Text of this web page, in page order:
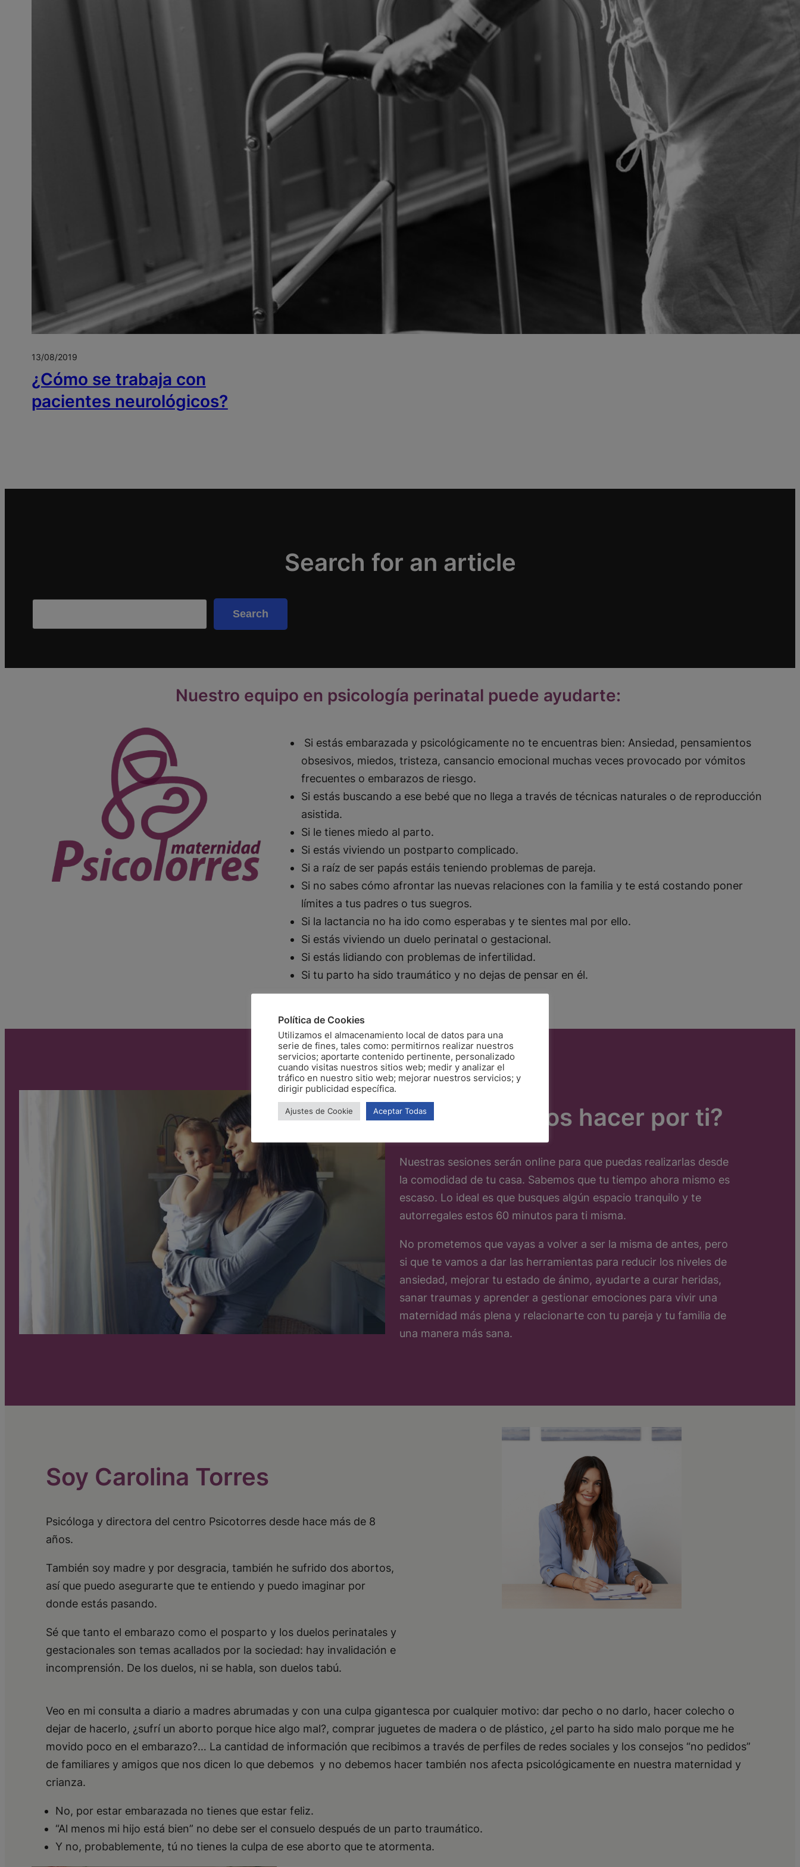
13/08/2019
¿Cómo se trabaja con
pacientes neurológicos?
Search for an article
Search
Nuestro equipo en psicología perinatal puede ayudarte:
Si estás embarazada y psicológicamente no te encuentras bien: Ansiedad, pensamientos
obsesivos, miedos, tristeza, cansancio emocional muchas veces provocado por vómitos
frecuentes o embarazos de riesgo.
Si estás buscando a ese bebé que no llega a través de técnicas naturales o de reproducción
asistida.
Si le tienes miedo al parto.
Si estás viviendo un postparto complicado.
Si a raíz de ser papás estáis teniendo problemas de pareja.
Si no sabes cómo afrontar las nuevas relaciones con la familia y te está costando poner
límites a tus padres o tus suegros.
Si la lactancia no ha ido como esperabas y te sientes mal por ello.
Si estás viviendo un duelo perinatal o gestacional.
Si estás lidiando con problemas de infertilidad.
Si tu parto ha sido traumático y no dejas de pensar en él.
¿Qué podemos hacer por ti?
Nuestras sesiones serán online para que puedas realizarlas desde
la comodidad de tu casa. Sabemos que tu tiempo ahora mismo es
escaso. Lo ideal es que busques algún espacio tranquilo y te
autorregales estos 60 minutos para ti misma.
No prometemos que vayas a volver a ser la misma de antes, pero
si que te vamos a dar las herramientas para reducir los niveles de
ansiedad, mejorar tu estado de ánimo, ayudarte a curar heridas,
sanar traumas y aprender a gestionar emociones para vivir una
maternidad más plena y relacionarte con tu pareja y tu familia de
una manera más sana.
Soy Carolina Torres
Psicóloga y directora del centro Psicotorres desde hace más de 8
años.
También soy madre y por desgracia, también he sufrido dos abortos,
así que puedo asegurarte que te entiendo y puedo imaginar por
donde estás pasando.
Sé que tanto el embarazo como el posparto y los duelos perinatales y
gestacionales son temas acallados por la sociedad: hay invalidación e
incomprensión. De los duelos, ni se habla, son duelos tabú.
Veo en mi consulta a diario a madres abrumadas y con una culpa gigantesca por cualquier motivo: dar pecho o no darlo, hacer colecho o
dejar de hacerlo, ¿sufrí un aborto porque hice algo mal?, comprar juguetes de madera o de plástico, ¿el parto ha sido malo porque me he
movido poco en el embarazo?… La cantidad de información que recibimos a través de perfiles de redes sociales y los consejos “no pedidos”
de familiares y amigos que nos dicen lo que debemos y no debemos hacer también nos afecta psicológicamente en nuestra maternidad y
crianza.
No, por estar embarazada no tienes que estar feliz.
“Al menos mi hijo está bien” no debe ser el consuelo después de un parto traumático.
Y no, probablemente, tú no tienes la culpa de ese aborto que te atormenta.
Política de Cookies
Utilizamos el almacenamiento local de datos para una
serie de fines, tales como: permitirnos realizar nuestros
servicios; aportarte contenido pertinente, personalizado
cuando visitas nuestros sitios web; medir y analizar el
tráfico en nuestro sitio web; mejorar nuestros servicios; y
dirigir publicidad específica.
Ajustes de Cookie Aceptar Todas